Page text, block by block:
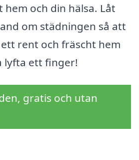
och din hälsa. Låt
om städningen så att
rent och fräscht hem
lyfta ett finger!
gratis och utan